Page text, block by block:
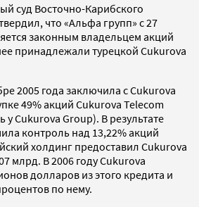
суд Восточно-Карибского
что «Альфа групп» с 27
законным владельцем акций
принадлежали турецкой Cukurova
2005 года заключила с Cukurova
49% акций Cukurova Telecom
у Cukurova Group). В результате
контроль над 13,22% акций
холдинг предоставил Cukurova
млрд. В 2006 году Cukurova
долларов из этого кредита и
по нему.